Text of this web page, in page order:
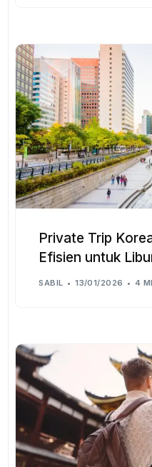
Private Trip
Efisien untuk
SABIL 13/01/2026 4